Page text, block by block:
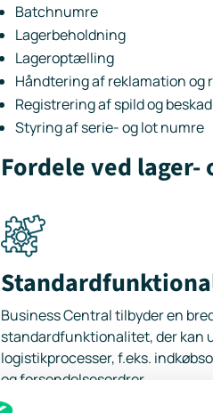
Batchnumre
Lagerbeholdning
Lageroptælling
Håndtering af reklamation
Registrering af spild og
Styring af serie- og lot numre
Fordele ved
Business Central tilbyder en
standardfunktionalitet, der kan
logistikprocesser, f.eks.
og forsendelsesordrer